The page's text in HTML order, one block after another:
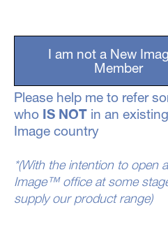
I am not a New
Member
Please help me to refer
who IS NOT in an
Image country
*(With the intention to open
Image™ office at some
supply our product range)